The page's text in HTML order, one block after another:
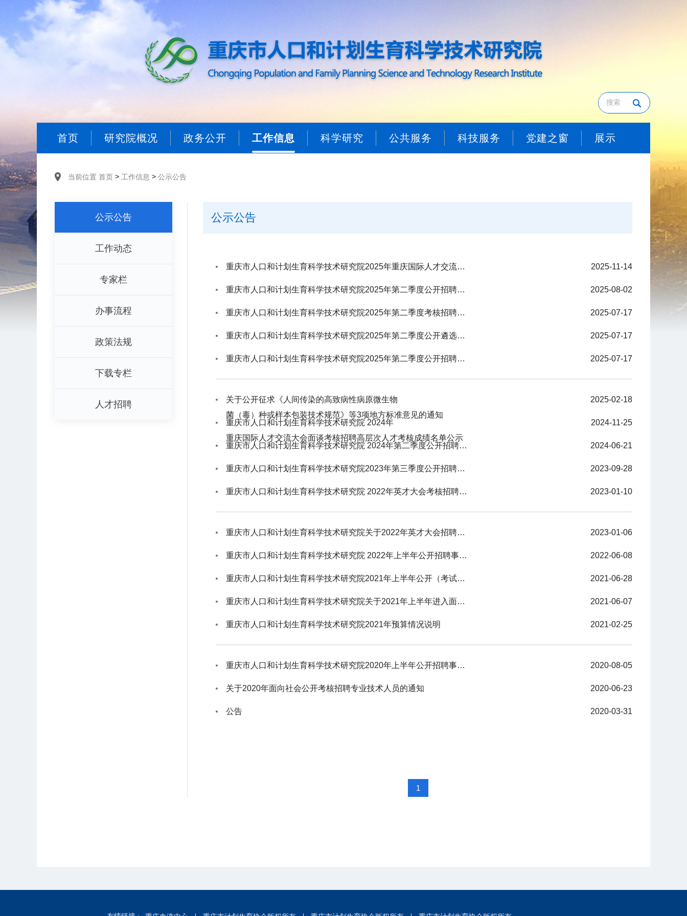
首页 研究院概况 政务公开 工作信息 科学研究 公共服务 科技服务 党建之窗 展示
当前位置 首页 > 工作信息 > 公示公告
公示公告
工作动态
专家栏
办事流程
政策法规
下载专栏
人才招聘
公示公告
重庆市人口和计划生育科学技术研究院2025年重庆国际人才交流大会面谈考核招聘高层次人才考核成绩公示 2025-11-14
重庆市人口和计划生育科学技术研究院2025年第二季度公开招聘总成绩公示 2025-08-02
重庆市人口和计划生育科学技术研究院2025年第二季度考核招聘高层次和紧缺人才进入面试资格复审人员名单公示 2025-07-17
重庆市人口和计划生育科学技术研究院2025年第二季度公开遴选进入面试资格复审人员名单公示 2025-07-17
重庆市人口和计划生育科学技术研究院2025年第二季度公开招聘进入面试资格复审人员名单公示 2025-07-17
关于公开征求《人间传染的高致病性病原微生物
菌（毒）种或样本包装技术规范》等3项地方标准意见的通知
2025-02-18
重庆市人口和计划生育科学技术研究院 2024年
重庆国际人才交流大会面谈考核招聘高层次人才考核成绩名单公示
2024-11-25
重庆市人口和计划生育科学技术研究院 2024年第二季度公开招聘工作人员笔试成绩及进入面试资格复审人员名单公示 2024-06-21
重庆市人口和计划生育科学技术研究院2023年第三季度公开招聘事业单位工作人员笔试成绩及资格复审人员名单公示 2023-09-28
重庆市人口和计划生育科学技术研究院 2022年英才大会考核招聘工作人员面试成绩公示 2023-01-10
重庆市人口和计划生育科学技术研究院关于2022年英才大会招聘进入面试相关事宜的通知 2023-01-06
重庆市人口和计划生育科学技术研究院 2022年上半年公开招聘事业单位工作人员 考试成绩公示 2022-06-08
重庆市人口和计划生育科学技术研究院2021年上半年公开（考试）招聘工作人员——总成绩（笔试、面试）及进入体检人员名单公示 2021-06-28
重庆市人口和计划生育科学技术研究院关于2021年上半年进入面试人员资格复审相关事宜的通知 2021-06-07
重庆市人口和计划生育科学技术研究院2021年预算情况说明 2021-02-25
重庆市人口和计划生育科学技术研究院2020年上半年公开招聘事业单位工作人员考试成绩公示 2020-08-05
关于2020年面向社会公开考核招聘专业技术人员的通知 2020-06-23
公告 2020-03-31
1